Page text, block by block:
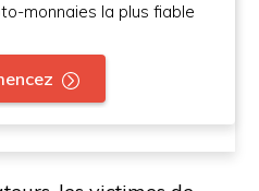
monnaies la plus fiable